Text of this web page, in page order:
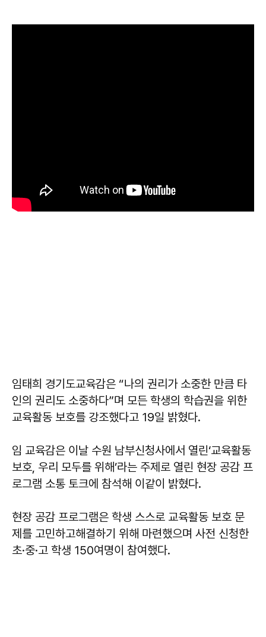
임태희 경기도교육감은 “나의 권리가 소중한 만큼 타
인의 권리도 소중하다”며 모든 학생의 학습권을 위한
교육활동 보호를 강조했다고 19일 밝혔다.
임 교육감은 이날 수원 남부신청사에서 열린‘교육활동
보호, 우리 모두를 위해’라는 주제로 열린 현장 공감 프
로그램 소통 토크에 참석해 이같이 밝혔다.
현장 공감 프로그램은 학생 스스로 교육활동 보호 문
제를 고민하고해결하기 위해 마련했으며 사전 신청한
초·중·고 학생 150여명이 참여했다.